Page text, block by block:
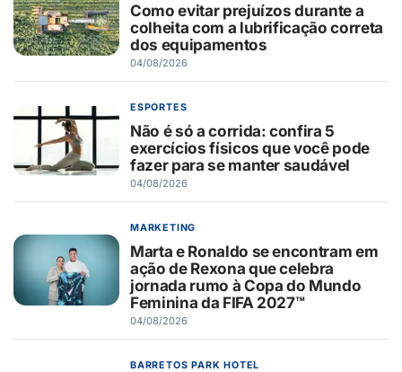
Como evitar prejuízos durante a
colheita com a lubrificação correta
dos equipamentos
04/08/2026
ESPORTES
Não é só a corrida: confira 5
exercícios físicos que você pode
fazer para se manter saudável
04/08/2026
MARKETING
Marta e Ronaldo se encontram em
ação de Rexona que celebra
jornada rumo à Copa do Mundo
Feminina da FIFA 2027™
04/08/2026
BARRETOS PARK HOTEL